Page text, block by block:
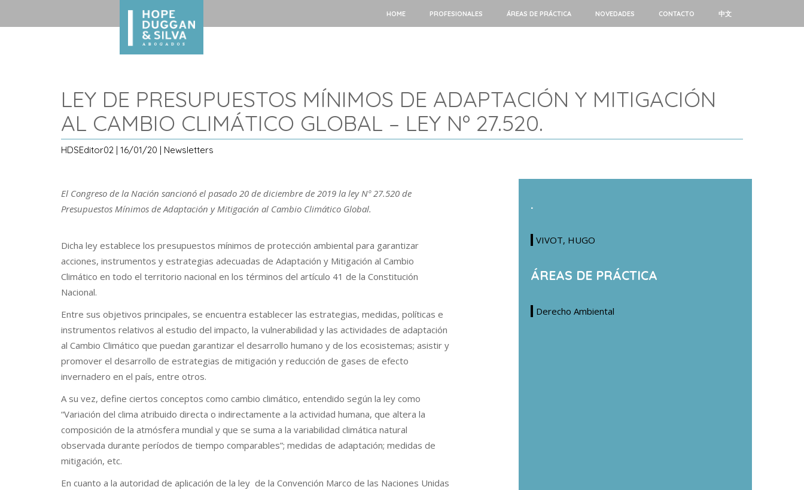
HOME PROFESIONALES ÁREAS DE PRÁCTICA NOVEDADES CONTACTO 中文
LEY DE PRESUPUESTOS MÍNIMOS DE ADAPTACIÓN Y MITIGACIÓN
AL CAMBIO CLIMÁTICO GLOBAL – LEY Nº 27.520.
HDSEditor02 | 16/01/20 | Newsletters
El Congreso de la Nación sancionó el pasado 20 de diciembre de 2019 la ley Nº 27.520 de
Presupuestos Mínimos de Adaptación y Mitigación al Cambio Climático Global.
Dicha ley establece los presupuestos mínimos de protección ambiental para garantizar
acciones, instrumentos y estrategias adecuadas de Adaptación y Mitigación al Cambio
Climático en todo el territorio nacional en los términos del artículo 41 de la Constitución
Nacional.
Entre sus objetivos principales, se encuentra establecer las estrategias, medidas, políticas e
instrumentos relativos al estudio del impacto, la vulnerabilidad y las actividades de adaptación
al Cambio Climático que puedan garantizar el desarrollo humano y de los ecosistemas; asistir y
promover el desarrollo de estrategias de mitigación y reducción de gases de efecto
invernadero en el país, entre otros.
A su vez, define ciertos conceptos como cambio climático, entendido según la ley como
“Variación del clima atribuido directa o indirectamente a la actividad humana, que altera la
composición de la atmósfera mundial y que se suma a la variabilidad climática natural
observada durante períodos de tiempo comparables”; medidas de adaptación; medidas de
mitigación, etc.
En cuanto a la autoridad de aplicación de la ley de la Convención Marco de las Naciones Unidas
.
VIVOT, HUGO
ÁREAS DE PRÁCTICA
Derecho Ambiental